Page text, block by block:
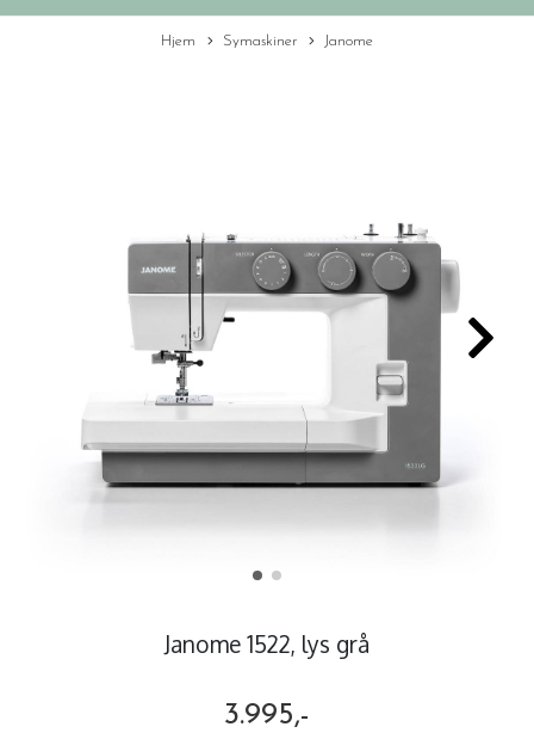
Hjem Symaskiner Janome
Janome 1522, lys grå
3.995,-